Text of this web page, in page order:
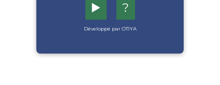
▶️ ?
Développé par OTIYA